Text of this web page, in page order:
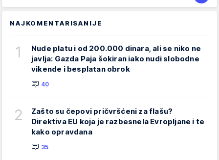
NAJKOMENTARISANIJE
1
Nude platu i od 200.000 dinara, ali se niko ne
javlja: Gazda Paja šokiran iako nudi slobodne
vikende i besplatan obrok
40
2
Zašto su čepovi pričvršćeni za flašu?
Direktiva EU koja je razbesnela Evropljane i te
kako opravdana
35